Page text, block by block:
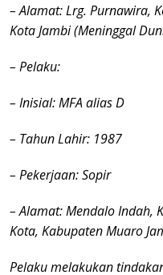
– Alamat: Lrg. Purnawira,
Kota Jambi (Meninggal
– Pelaku:
– Inisial: MFA alias D
– Tahun Lahir: 1987
– Pekerjaan: Sopir
– Alamat: Mendalo Indah,
Kota, Kabupaten Muaro
Pelaku melakukan